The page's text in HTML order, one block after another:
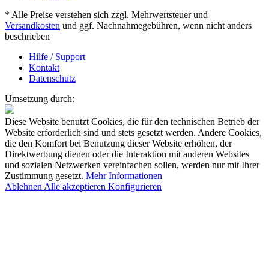
* Alle Preise verstehen sich zzgl. Mehrwertsteuer und
Versandkosten und ggf. Nachnahmegebühren, wenn nicht anders
beschrieben
Hilfe / Support
Kontakt
Datenschutz
Umsetzung durch:
Diese Website benutzt Cookies, die für den technischen Betrieb der
Website erforderlich sind und stets gesetzt werden. Andere Cookies,
die den Komfort bei Benutzung dieser Website erhöhen, der
Direktwerbung dienen oder die Interaktion mit anderen Websites
und sozialen Netzwerken vereinfachen sollen, werden nur mit Ihrer
Zustimmung gesetzt. Mehr Informationen
Ablehnen Alle akzeptieren Konfigurieren